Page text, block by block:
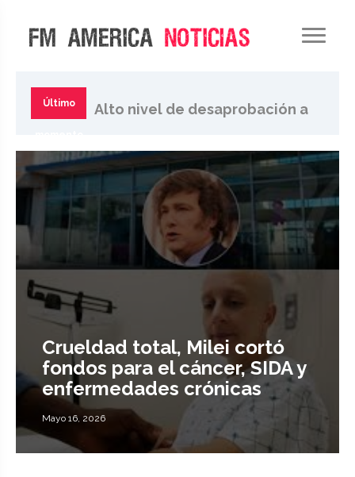
Último
Alto nivel de desaprobación a
más
manifestantes contra la
Crueldad total, Milei cortó
fondos para el cáncer, SIDA y
enfermedades crónicas
Mayo 16, 2026